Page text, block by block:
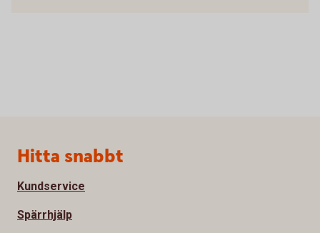
Sidfot
Hitta snabbt
Kundservice
Spärrhjälp